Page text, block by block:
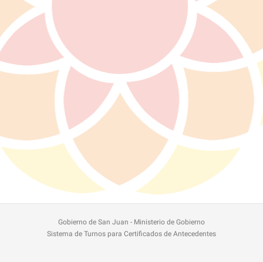
Gobierno de San Juan - Ministerio de Gobierno
Sistema de Turnos para Certificados de Antecedentes